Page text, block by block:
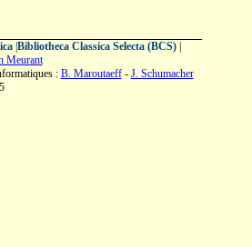
| Bibliotheca Classica Selecta (BCS)|
Meurant
: B. Maroutaeff- J. Schumacher